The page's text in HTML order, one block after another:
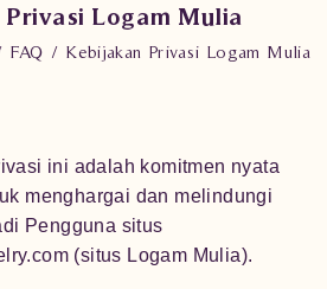
Logam Mulia
FAQ Kebijakan Privasi Logam Mulia
ini adalah komitmen nyata
menghargai dan melindungi
Pengguna situs
(situs Logam Mulia).